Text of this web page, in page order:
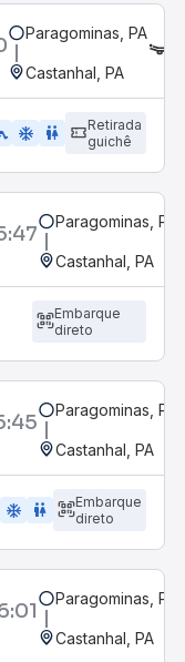
Paragominas, PA
Castanhal, PA
ac_unit wc
Retirada
guichê
Paragominas, PA
Castanhal, PA
Embarque
direto
Paragominas, PA
Castanhal, PA
ac_unit WC
Embarque
direto
Paragominas, PA
Castanhal, PA